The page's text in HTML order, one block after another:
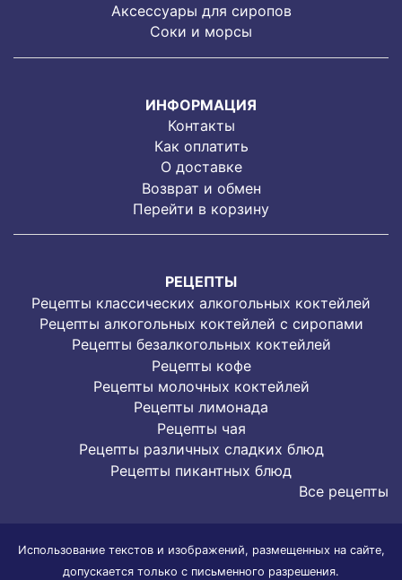
Аксессуары для сиропов
Соки и морсы
ИНФОРМАЦИЯ
Контакты
Как оплатить
О доставке
Возврат и обмен
Перейти в корзину
РЕЦЕПТЫ
Рецепты классических алкогольных коктейлей
Рецепты алкогольных коктейлей с сиропами
Рецепты безалкогольных коктейлей
Рецепты кофе
Рецепты молочных коктейлей
Рецепты лимонада
Рецепты чая
Рецепты различных сладких блюд
Рецепты пикантных блюд
Все рецепты
Использование текстов и изображений, размещенных на сайте,
допускается только с письменного разрешения.